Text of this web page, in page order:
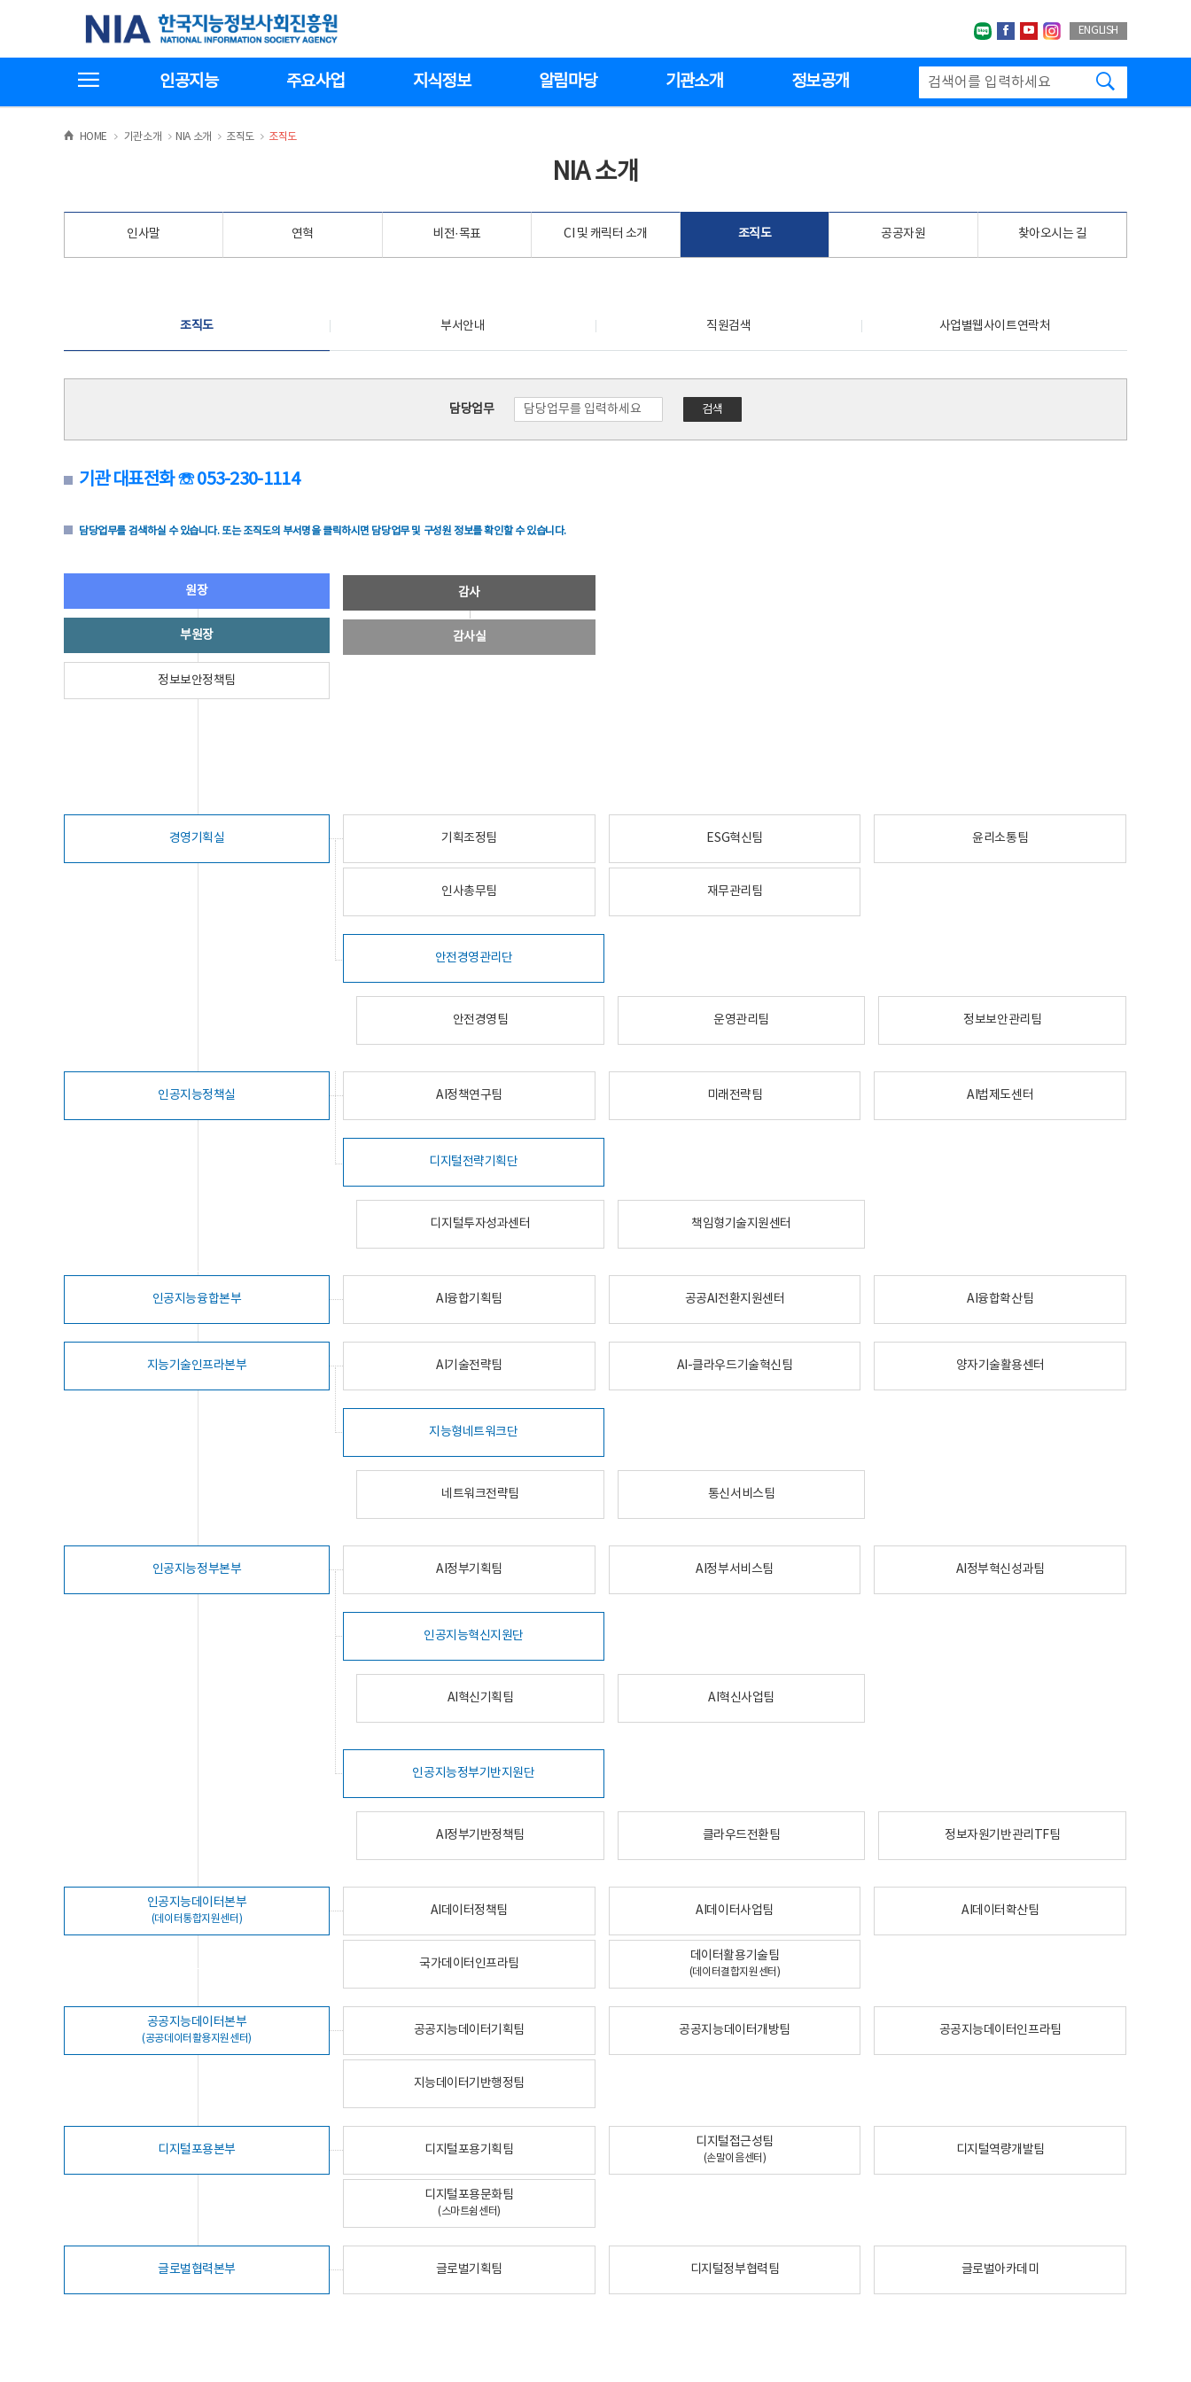
기
한국지능정보사회진흥원
네이버블로그
페이스북
유투브인스타그랩
ENGLISH
인공지능 주요사업 지식정보 알림마당 기관소개 정보공개
HOME >
기관소개 >NIA 소개 >
조직도 >
조직도
NIA 소개
인사말 연혁 비전·목표 CI 및 캐릭터 소개 조직도 공공자원 찾아오시는 길
조직도 부서안내 직원검색 사업별웹사이트연락처
담당업무 검색
기관 대표전화 ☏ 053-230-1114
담당업무를 검색하실 수 있습니다. 또는 조직도의 부서명을 클릭하시면 담당업무 및 구성원 정보를 확인할 수 있습니다.
원장
부원장
정보보안정책팀
감사
감사실
경영기획실 기획조정팀 ESG혁신팀 윤리소통팀
인사총무팀 재무관리팀
안전경영관리단
안전경영팀 운영관리팀 정보보안관리팀
인공지능정책실 AI정책연구팀 미래전략팀 AI법제도센터
디지털전략기획단
디지털투자성과센터 책임형기술지원센터
인공지능융합본부 AI융합기획팀 공공AI전환지원센터 AI융합확산팀
지능기술인프라본부 AI기술전략팀 AI-클라우드기술혁신팀 양자기술활용센터
지능형네트워크단
네트워크전략팀 통신서비스팀
인공지능정부본부 AI정부기획팀 AI정부서비스팀 AI정부혁신성과팀
인공지능혁신지원단
AI혁신기획팀 AI혁신사업팀
인공지능정부기반지원단
AI정부기반정책팀 클라우드전환팀 정보자원기반관리TF팀
인공지능데이터본부
(데이터통합지원센터)
AI데이터정책팀 AI데이터사업팀 AI데이터확산팀
국가데이터인프라팀
데이터활용기술팀
(데이터결합지원센터)
공공지능데이터본부
(공공데이터활용지원센터)
공공지능데이터기획팀 공공지능데이터개방팀 공공지능데이터인프라팀
지능데이터기반행정팀
디지털포용본부 디지털포용기획팀
디지털접근성팀
(손말이음센터)
디지털역량개발팀
디지털포용문화팀
(스마트쉼센터)
글로벌협력본부 글로벌기획팀 디지털정부협력팀 글로벌아카데미